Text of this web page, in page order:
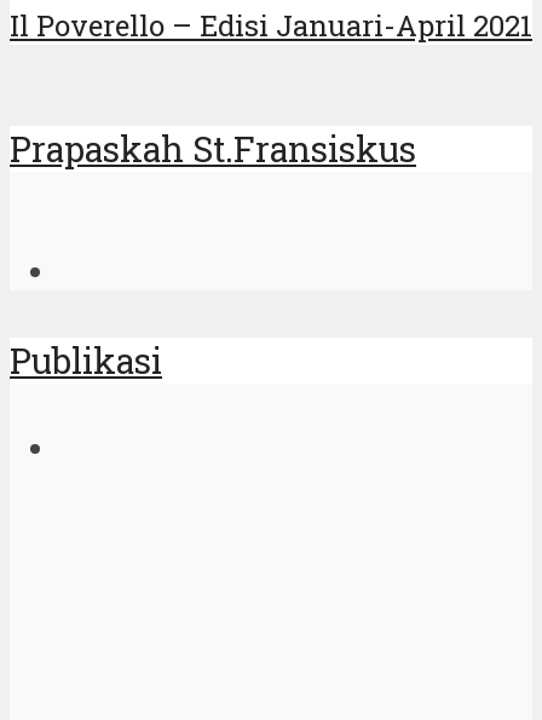
Il Poverello – Edisi Januari-April 2021
Prapaskah St.Fransiskus
Publikasi